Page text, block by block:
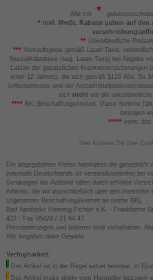
Alle mit
*inkl. MwSt. Rabatte gelten auf
** Unverbindliche
*** Verkaufspreis gemäß Lauer-Taxe;
Spezialitätentaxe (sog. Lauer-Taxe) bei Abgabe
Lasten der gesetzlichen
unter 12 Jahren), die sich gemäß §129 Abs. 5a
Unternehmens und der
sich nicht um die
****BK: Beschaffungskosten. Diese Summe
bezogen
*****verw. bis:
Hier können Sie Ihre
Die angegebenen Preise beinhalten die gesetzlich
innerhalb Deutschlands ist versandkostenfrei bei
Sendungen ins Ausland fallen durch erhöhte
Artikeln, die wir ausschließlich über den Hersteller
sogenannte Beschaffungskosten an (siehe BK).
Bad Apotheke Henning Fichter e.K. - Frankfurter
422 - Fax 05424 / 21 64 47
Preisänderungen und Irrtümer sind vorbehalten.
Alle Angaben ohne Gewähr.
Verfügbarkeit:
Der Artikel ist in der Regel sofort lieferbar, in
Der Artikel muss direkt vom Hersteller bezogen